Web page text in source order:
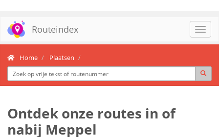
Routeindex
Home Plaatsen
Ontdek onze routes in of
nabij Meppel